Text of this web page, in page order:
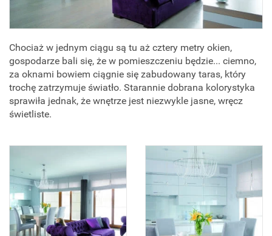
Chociaż w jednym ciągu są tu aż cztery metry okien,
gospodarze bali się, że w pomieszczeniu będzie... ciemno,
za oknami bowiem ciągnie się zabudowany taras, który
trochę zatrzymuje światło. Starannie dobrana kolorystyka
sprawiła jednak, że wnętrze jest niezwykle jasne, wręcz
świetliste.